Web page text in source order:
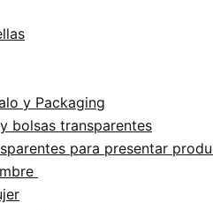
y Packaging
bolsas transparentes
para presentar